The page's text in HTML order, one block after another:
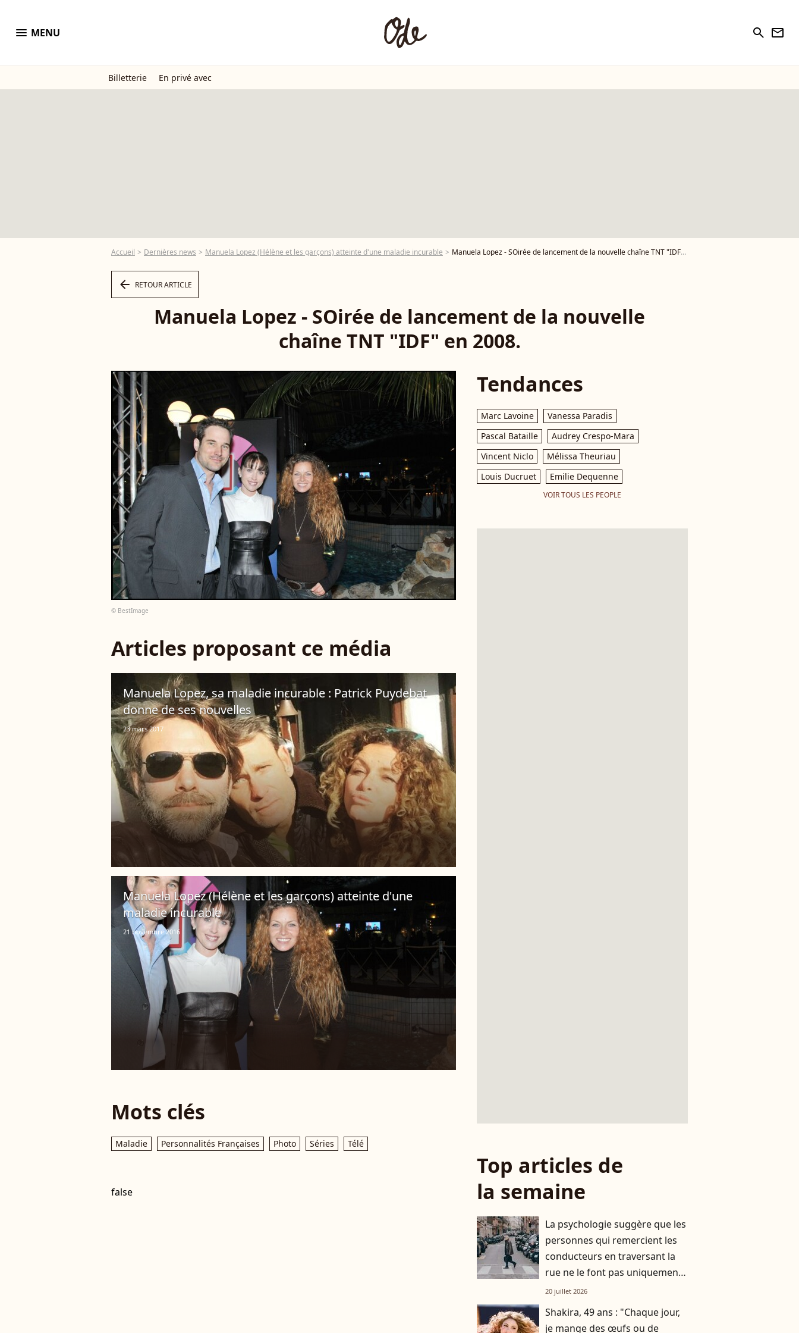
menu MENU search newsletter
Billetterie En privé avec
Accueil Dernières news Manuela Lopez (Hélène et les garçons) atteinte d'une maladie incurable Manuela Lopez - SOirée de lancement de la nouvelle chaîne TNT "IDF" en 2008. - Photo
arrow_left RETOUR ARTICLE
Manuela Lopez - SOirée de lancement de la nouvelle
chaîne TNT "IDF" en 2008.
© BestImage
Articles proposant ce média
Manuela Lopez, sa maladie incurable : Patrick Puydebat
donne de ses nouvelles
23 mars 2017
Manuela Lopez (Hélène et les garçons) atteinte d'une
maladie incurable
21 novembre 2016
Mots clés
Maladie Personnalités Françaises Photo Séries Télé
false
Tendances
Marc Lavoine
Vanessa Paradis
Pascal Bataille
Audrey Crespo-Mara
Vincent Niclo
Mélissa Theuriau
Louis Ducruet
Emilie Dequenne
VOIR TOUS LES PEOPLE
Top articles de
la semaine
La psychologie suggère que les
personnes qui remercient les
conducteurs en traversant la
rue ne le font pas uniquement
par gratitude
20 juillet 2026
Shakira, 49 ans : "Chaque jour,
je mange des œufs ou de